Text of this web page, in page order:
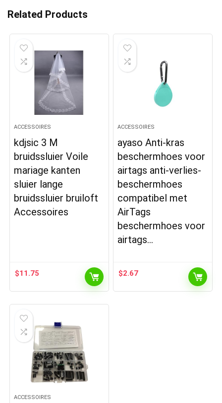
Related Products
ACCESSOIRES
kdjsic 3 M
bruidssluier Voile
mariage kanten
sluier lange
bruidssluier bruiloft
Accessoires
$11.75
ACCESSOIRES
ayaso Anti-kras
beschermhoes voor
airtags anti-verlies-
beschermhoes
compatibel met
AirTags
beschermhoes voor
airtags…
$2.67
ACCESSOIRES